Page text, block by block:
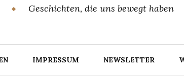
Geschichten, die uns bewegt haben
IMPRESSUM NEWSLETTER